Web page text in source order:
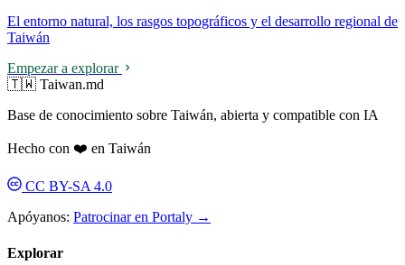
El entorno natural, los rasgos topográficos y el desarrollo regional de
Taiwán
Empezar a explorar
🇹🇼 Taiwan.md
Base de conocimiento sobre Taiwán, abierta y compatible con IA
Hecho con ❤️ en Taiwán
CC BY-SA 4.0
Apóyanos: Patrocinar en Portaly →
Explorar